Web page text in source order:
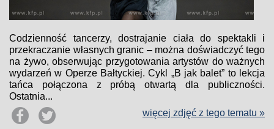
Codzienność tancerzy, dostrajanie ciała do spektakli i
przekraczanie własnych granic – można doświadczyć tego
na żywo, obserwując przygotowania artystów do ważnych
wydarzeń w Operze Bałtyckiej. Cykl „B jak balet” to lekcja
tańca połączona z próbą otwartą dla publiczności.
Ostatnia...
więcej zdjęć z tego tematu »